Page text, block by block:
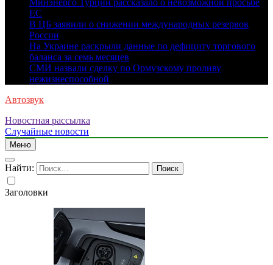
Минэнерго Турции рассказало о невозможной просьбе
ЕС
В ЦБ заявили о снижении международных резервов
России
На Украине раскрыли данные по дефициту торгового
баланса за семь месяцев
СМИ назвали сделку по Ормузскому проливу
нежизнеспособной
Автозвук
Новостная рассылка
Случайные новости
Меню
Найти:
Заголовки